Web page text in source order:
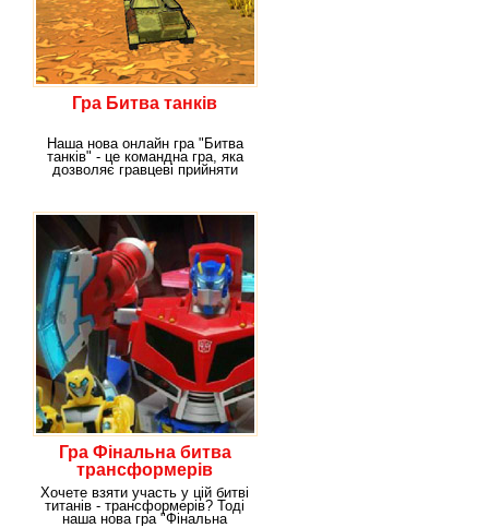
Гра Битва танків
Наша нова онлайн гра "Битва
танків" - це командна гра, яка
дозволяє гравцеві прийняти
Гра Фінальна битва
трансформерів
Хочете взяти участь у цій битві
титанів - трансформерів? Тоді
наша нова гра "Фінальна